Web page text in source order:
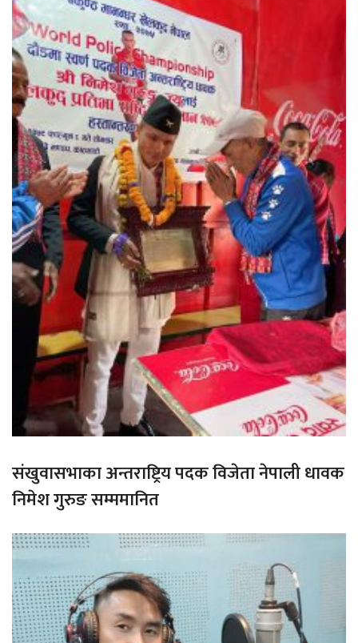
संखुवासभाका अन्तराष्ट्रिय पदक विजेता नेपाली धावक
निमेश गुरुङ सम्ममानित